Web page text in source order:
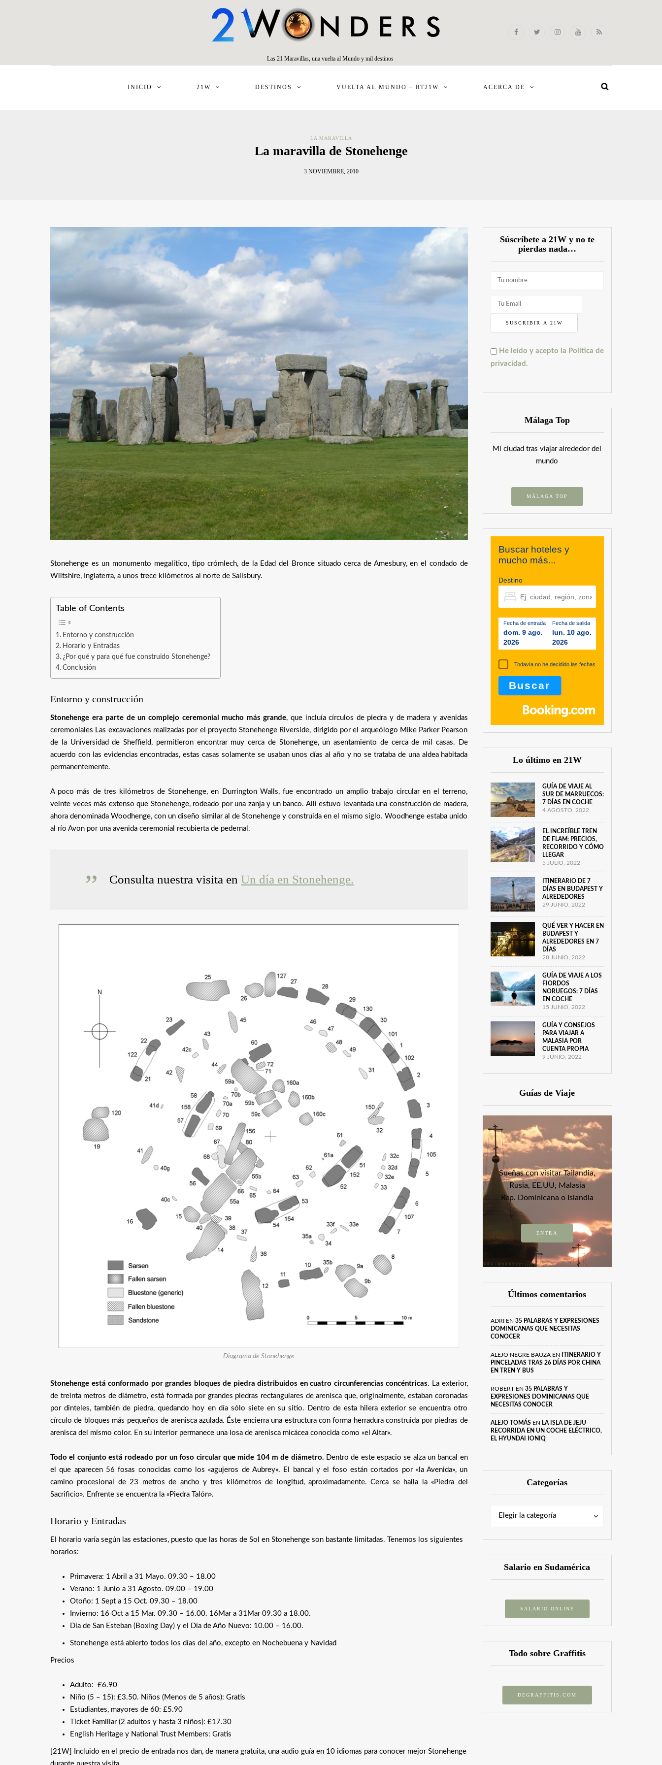
Las 21 Maravillas, una vuelta al Mundo y mil destinos
INICIO 21W DESTINOS VUELTA AL MUNDO – RT21W ACERCA DE
LA MARAVILLA
La maravilla de Stonehenge
3 NOVIEMBRE, 2010
Stonehenge es un monumento megalítico, tipo crómlech, de la Edad del Bronce situado cerca de Amesbury, en el condado de
Wiltshire, Inglaterra, a unos trece kilómetros al norte de Salisbury.
Table of Contents
Entorno y construcción
Horario y Entradas
¿Por qué y para qué fue construido Stonehenge?
Conclusión
Entorno y construcción
Stonehenge era parte de un complejo ceremonial mucho más grande, que incluía círculos de piedra y de madera y avenidas
ceremoniales Las excavaciones realizadas por el proyecto Stonehenge Riverside, dirigido por el arqueólogo Mike Parker Pearson
de la Universidad de Sheffield, permitieron encontrar muy cerca de Stonehenge, un asentamiento de cerca de mil casas. De
acuerdo con las evidencias encontradas, estas casas solamente se usaban unos días al año y no se trataba de una aldea habitada
permanentemente.
A poco más de tres kilómetros de Stonehenge, en Durrington Walls, fue encontrado un amplio trabajo circular en el terreno,
veinte veces más extenso que Stonehenge, rodeado por una zanja y un banco. Allí estuvo levantada una construcción de madera,
ahora denominada Woodhenge, con un diseño similar al de Stonehenge y construida en el mismo siglo. Woodhenge estaba unido
al río Avon por una avenida ceremonial recubierta de pedernal.
Consulta nuestra visita en Un día en Stonehenge.
Diagrama de Stonehenge
Stonehenge está conformado por grandes bloques de piedra distribuidos en cuatro circunferencias concéntricas. La exterior,
de treinta metros de diámetro, está formada por grandes piedras rectangulares de arenisca que, originalmente, estaban coronadas
por dinteles, también de piedra, quedando hoy en día sólo siete en su sitio. Dentro de esta hilera exterior se encuentra otro
círculo de bloques más pequeños de arenisca azulada. Éste encierra una estructura con forma herradura construida por piedras de
arenisca del mismo color. En su interior permanece una losa de arenisca micácea conocida como «el Altar».
Todo el conjunto está rodeado por un foso circular que mide 104 m de diámetro. Dentro de este espacio se alza un bancal en
el que aparecen 56 fosas conocidas como los «agujeros de Aubrey». El bancal y el foso están cortados por «la Avenida», un
camino procesional de 23 metros de ancho y tres kilómetros de longitud, aproximadamente. Cerca se halla la «Piedra del
Sacrificio». Enfrente se encuentra la «Piedra Talón».
Horario y Entradas
El horario varía según las estaciones, puesto que las horas de Sol en Stonehenge son bastante limitadas. Tenemos los siguientes
horarios:
Primavera: 1 Abril a 31 Mayo. 09.30 – 18.00
Verano: 1 Junio a 31 Agosto. 09.00 – 19.00
Otoño: 1 Sept a 15 Oct. 09.30 – 18.00
Invierno: 16 Oct a 15 Mar. 09.30 – 16.00. 16Mar a 31Mar 09.30 a 18.00.
Día de San Esteban (Boxing Day) y el Día de Año Nuevo: 10.00 – 16.00.
Stonehenge está abierto todos los días del año, excepto en Nochebuena y Navidad
Precios
Adulto: £6.90
Niño (5 – 15): £3.50. Niños (Menos de 5 años): Gratis
Estudiantes, mayores de 60: £5.90
Ticket Familiar (2 adultos y hasta 3 niños): £17.30
English Heritage y National Trust Members: Gratis
[21W] Incluido en el precio de entrada nos dan, de manera gratuita, una audio guía en 10 idiomas para conocer mejor Stonehenge
Súscríbete a 21W y no te
pierdas nada…
He leído y acepto la Política de
privacidad.
Málaga Top
Mi ciudad tras viajar alrededor del
mundo
MÁLAGA TOP
Buscar hoteles y
mucho más...
Destino
Fecha de entrada
dom. 9 ago.
2026
Fecha de salida
lun. 10 ago.
2026
Todavía no he decidido las fechas
Lo último en 21W
GUÍA DE VIAJE AL
SUR DE MARRUECOS:
7 DÍAS EN COCHE
4 AGOSTO, 2022
EL INCREÍBLE TREN
DE FLAM: PRECIOS,
RECORRIDO Y CÓMO
LLEGAR
5 JULIO, 2022
ITINERARIO DE 7
DÍAS EN BUDAPEST Y
ALREDEDORES
29 JUNIO, 2022
QUÉ VER Y HACER EN
BUDAPEST Y
ALREDEDORES EN 7
DÍAS
28 JUNIO, 2022
GUÍA DE VIAJE A LOS
FIORDOS
NORUEGOS: 7 DÍAS
EN COCHE
15 JUNIO, 2022
GUÍA Y CONSEJOS
PARA VIAJAR A
MALASIA POR
CUENTA PROPIA
9 JUNIO, 2022
Guías de Viaje
Sueñas con visitar Tailandia,
Rusia, EE.UU, Malasia
Rep. Dominicana o Islandia
ENTRA
Últimos comentarios
ADRIEN 35 PALABRAS Y EXPRESIONES
DOMINICANAS QUE NECESITAS
CONOCER
ALEJO NEGRE BAUZAEN
ITINERARIO Y
PINCELADAS TRAS 26 DÍAS POR CHINA
EN TREN Y BUS
ROBERTEN 35 PALABRAS Y
EXPRESIONES DOMINICANAS QUE
NECESITAS CONOCER
ALEJO TOMÁS EN LA ISLA DE JEJU
RECORRIDA EN UN COCHE ELÉCTRICO,
EL HYUNDAI IONIQ
Categorías
Categorías
Elegir la categoría
Categorías
Salario en Sudamérica
SALARIO ONLINE
Todo sobre Graffitis
DEGRAFFITIS.COM